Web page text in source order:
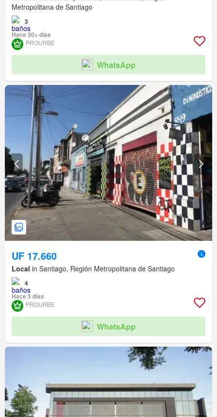
Metropolitana de Santiago
3
Hace 30+ días
PROURBE
WhatsApp
UF 17.660
Local in Santiago, Región Metropolitana de Santiago
4
Hace 3 días
PROURBE
WhatsApp